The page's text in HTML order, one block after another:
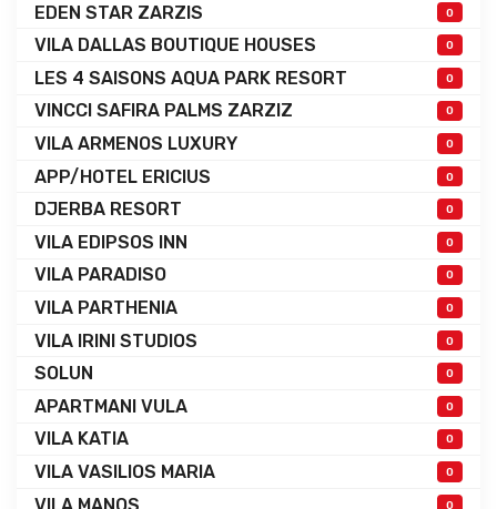
EDEN STAR ZARZIS 0
VILA DALLAS BOUTIQUE HOUSES 0
LES 4 SAISONS AQUA PARK RESORT 0
VINCCI SAFIRA PALMS ZARZIZ 0
VILA ARMENOS LUXURY 0
APP/HOTEL ERICIUS 0
DJERBA RESORT 0
VILA EDIPSOS INN 0
VILA PARADISO 0
VILA PARTHENIA 0
VILA IRINI STUDIOS 0
SOLUN 0
APARTMANI VULA 0
VILA KATIA 0
VILA VASILIOS MARIA 0
VILA MANOS 0